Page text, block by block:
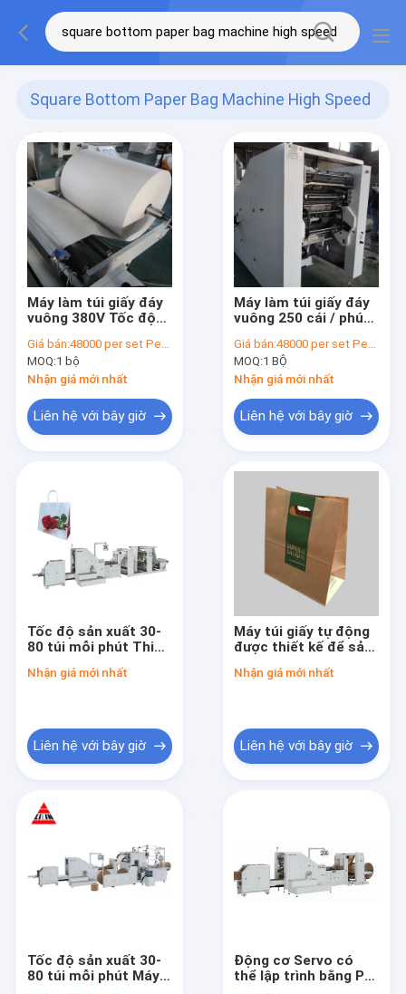
Square Bottom Paper Bag Machine High Speed
(39)
Máy làm túi giấy đáy
vuông 380V Tốc độ
Giá bán:48000 per set Per month
MOQ:1 bộ
Nhận giá mới nhất
Liên hệ với bây giờ
Máy làm túi giấy đáy
vuông 250 cái / phút
Giá bán:48000 per set Per month
MOQ:1 BỘ
Nhận giá mới nhất
Liên hệ với bây giờ
Tốc độ sản xuất 30-
80 túi mỗi phút Thiết
với hệ thống điều
Nhận giá mới nhất
Liên hệ với bây giờ
Máy túi giấy tự động
được thiết kế để sản
vuông sử dụng hệ
Nhận giá mới nhất
Liên hệ với bây giờ
Tốc độ sản xuất 30-
80 túi mỗi phút Máy
Động cơ Servo có
thể lập trình bằng PC